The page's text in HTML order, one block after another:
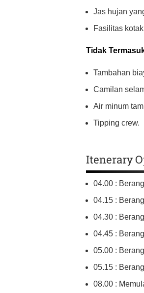
Jas hujan
Fasilitas
Tidak
Tambahan
Camilan
Air minum
Tipping crew.
Itenerary
04.00 :
04.15 :
04.30 :
04.45 :
05.00 :
05.15 :
08.00 :